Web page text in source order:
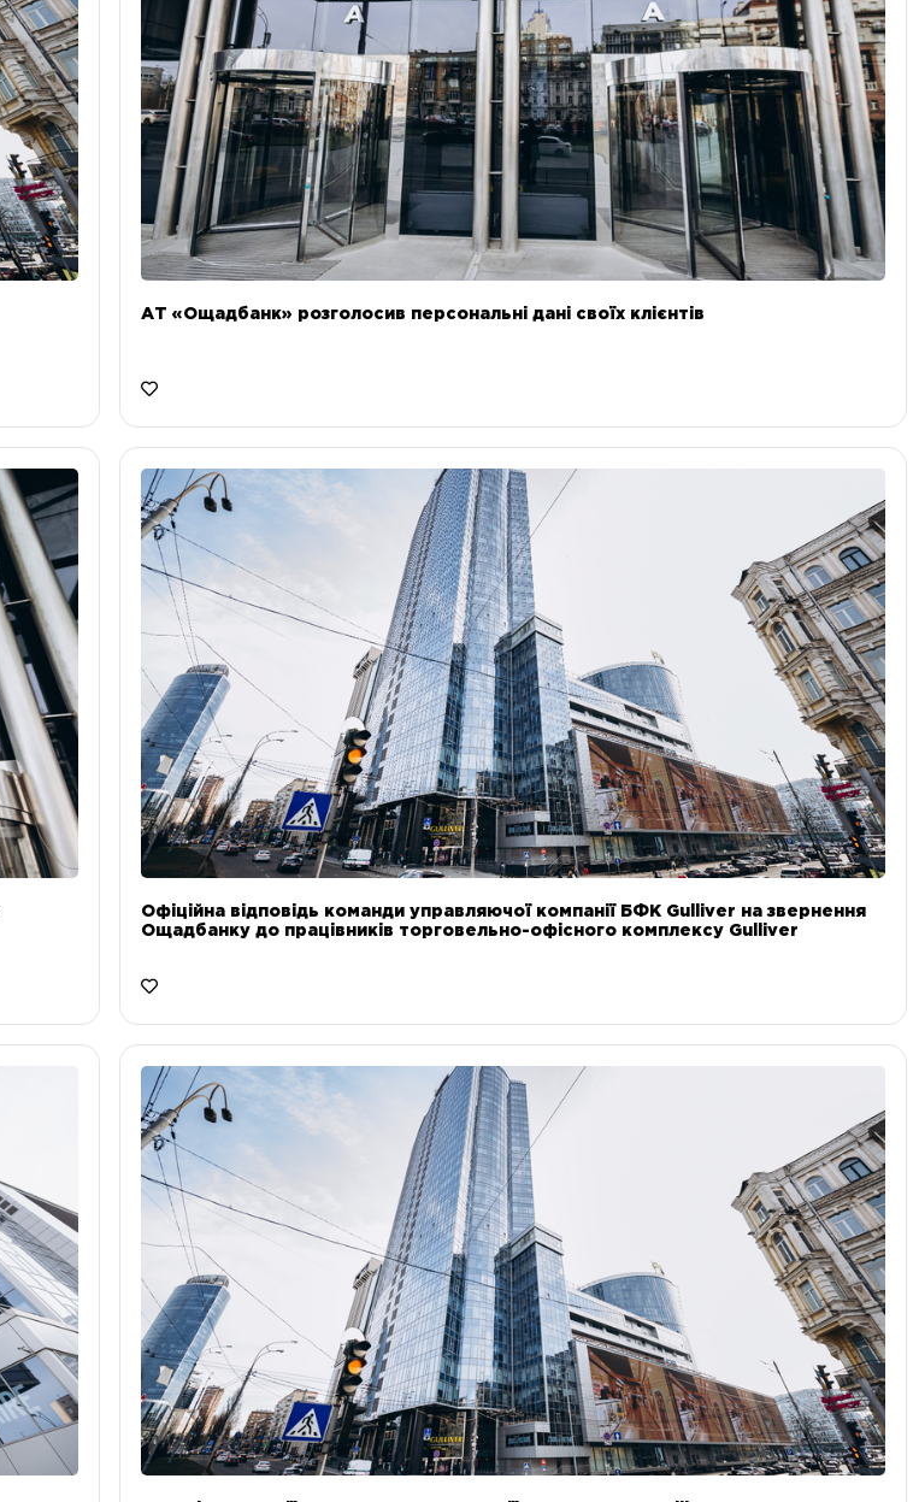
АТ «Ощадбанк» розголосив персональні дані своїх клієнтів
Офіційна відповідь команди управляючої компанії БФК Gulliver на звернення
Ощадбанку до працівників торговельно-офісного комплексу Gulliver